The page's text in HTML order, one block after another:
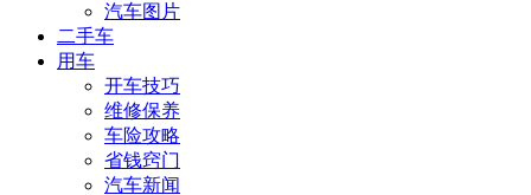
汽车图片
二手车
用车
开车技巧
维修保养
车险攻略
省钱窍门
汽车新闻